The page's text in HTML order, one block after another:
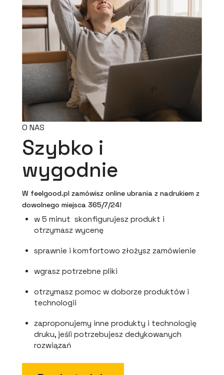
O NAS
Szybko i
wygodnie
W feelgood.pl zamówisz online ubrania z nadrukiem z
dowolnego miejsca 365/7/24!
w 5 minut skonfigurujesz produkt i
otrzymasz wycenę
sprawnie i komfortowo złożysz zamówienie
wgrasz potrzebne pliki
otrzymasz pomoc w doborze produktów i
technologii
zaproponujemy inne produkty i technologię
druku, jeśli potrzebujesz dedykowanych
rozwiązań